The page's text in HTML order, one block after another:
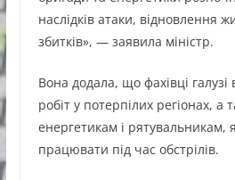
наслідків атаки, відновлення
збитків», — заявила міністр.
Вона додала, що фахівці
робіт у потерпілих регіонах, а
енергетикам і рятувальникам,
працювати під час обстрілів.